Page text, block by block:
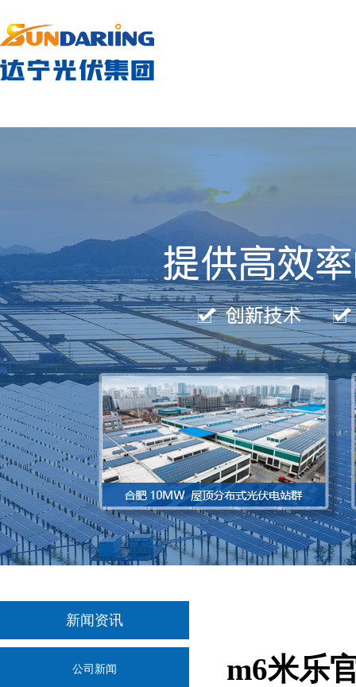
新闻资讯
公司新闻 m6米乐